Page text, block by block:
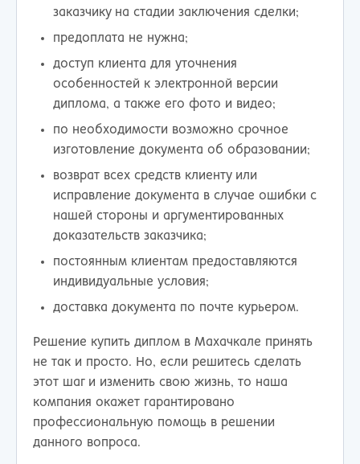
заказчику на стадии заключения сделки;
предоплата не нужна;
доступ клиента для уточнения
особенностей к электронной версии
диплома, а также его фото и видео;
по необходимости возможно срочное
изготовление документа об образовании;
возврат всех средств клиенту или
исправление документа в случае ошибки с
нашей стороны и аргументированных
доказательств заказчика;
постоянным клиентам предоставляются
индивидуальные условия;
доставка документа по почте курьером.
Решение купить диплом в Махачкале принять
не так и просто. Но, если решитесь сделать
этот шаг и изменить свою жизнь, то наша
компания окажет гарантировано
профессиональную помощь в решении
данного вопроса.